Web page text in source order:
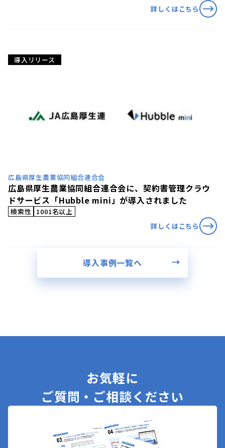
詳しくはこちら
導入リリース
広島県厚生農業協同組合連合会
広島県厚生農業協同組合連合会に、契約書管理クラウ
ドサービス「Hubble mini」が導入されました
検索性 1001名以上
詳しくはこちら
導入事例一覧へ
お気軽に
ご質問・ご相談ください